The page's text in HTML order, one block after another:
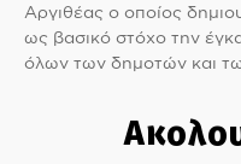
Αργιθέας ο οποίος
ως βασικό στόχο την
όλων των δημοτών και